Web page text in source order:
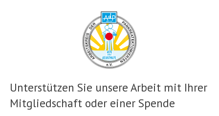
Unterstützen Sie unsere Arbeit mit Ihrer
Mitgliedschaft oder einer Spende